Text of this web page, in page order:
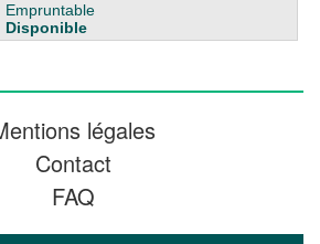
Empruntable
Disponible
légales
Contact
FAQ